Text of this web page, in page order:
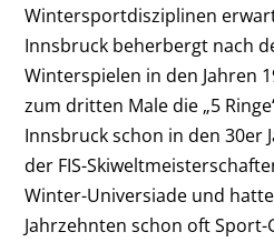
Wintersportdisziplinen
Innsbruck beherbergt nach
Winterspielen in den Jahren
zum dritten Male die „5
Innsbruck schon in den 30er
der FIS-
Winter-Universiade und
Jahrzehnten schon oft